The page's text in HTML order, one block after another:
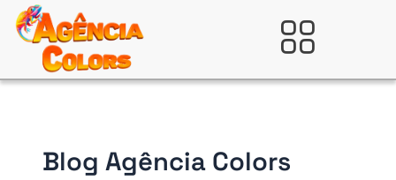
para
conteúdo
Verificada por
Blog Agência Colors